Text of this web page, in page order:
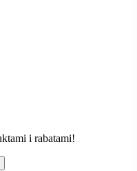
i rabatami!